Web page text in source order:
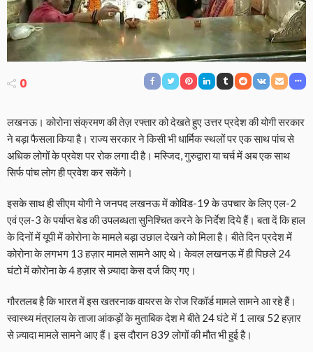
0
लखनऊ। कोरोना संक्रमण की तेज़ रफ्तार को देखते हुए उत्तर प्रदेश की योगी सरकार
ने बड़ा फैसला किया है। राज्य सरकार ने किसी भी धार्मिक स्थलों पर एक साथ पांच से
अधिक लोगों के प्रवेश पर रोक लगा दी है। मस्जिद, गुरुद्वारा या चर्च में अब एक साथ
सिर्फ पांच लोग ही प्रवेश कर सकेंगे।
इसके साथ ही सीएम योगी ने जनपद लखनऊ में कोविड-19 के उपचार के लिए एल-2
एवं एल-3 के पर्याप्त बेड की उपलब्धता सुनिश्चित करने के निर्देश दिये हैं। बता दें कि हाल
के दिनों में यूपी में कोरोना के मामले बड़ा उछाल देखने को मिला है। बीते दिन प्रदेश में
कोरोना के लगभग 13 हज़ार मामले सामने आए थे। केवल लखनऊ में ही पिछले 24
घंटो में कोरोना के 4 हज़ार से ज़्यादा केस दर्ज किए गए।
गौरतलब है कि भारत में इस खतरनाक वायरस के रोज रिकॉर्ड मामले सामने आ रहे हैं।
स्वास्थ्य मंत्रालय के ताजा आंकड़ों के मुताबिक देश मे बीते 24 घंटे में 1 लाख 52 हज़ार
से ज़्यादा मामले सामने आए हैं। इस दौरान 839 लोगों की मौत भी हुई है।